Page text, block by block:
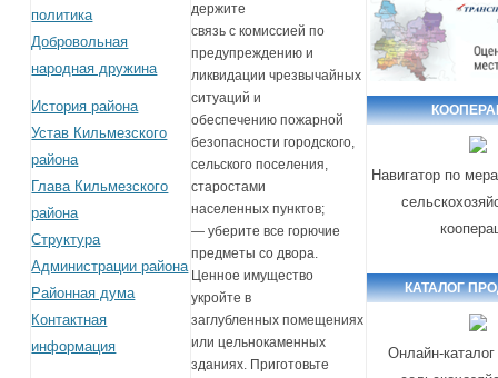
политика
Добровольная
народная дружина
История района
Устав Кильмезского
района
Глава Кильмезского
района
Структура
Администрации района
Районная дума
Контактная
информация
держите
связь с комиссией по
предупреждению и
ликвидации чрезвычайных
ситуаций и
обеспечению пожарной
безопасности городского,
сельского поселения,
старостами
населенных пунктов;
— уберите все горючие
предметы со двора.
Ценное имущество
укройте в
заглубленных помещениях
или цельнокаменных
зданиях. Приготовьте
Навигатор по
КАТАЛОГ
Онлайн-